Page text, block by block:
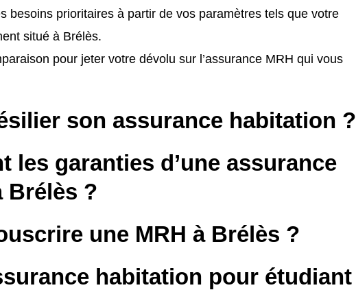
besoins prioritaires à partir de vos paramètres tels que votre
situé à Brélès.
pour jeter votre dévolu sur l’assurance MRH qui vous
son assurance habitation ?
les garanties d’une assurance
Brélès ?
une MRH à Brélès ?
habitation pour étudiant